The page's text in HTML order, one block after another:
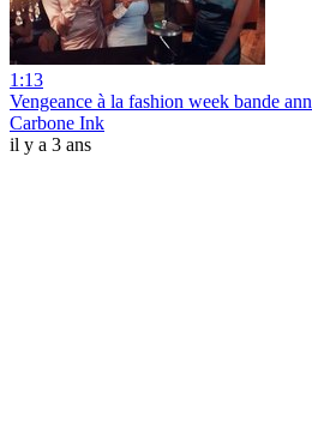
1:13
Vengeance à la fashion week bande
Carbone Ink
il y a 3 ans